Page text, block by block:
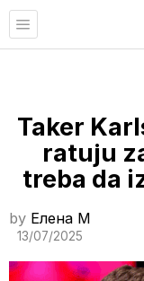
Taker
ratuju
treba da
by Елена M
13/07/2025